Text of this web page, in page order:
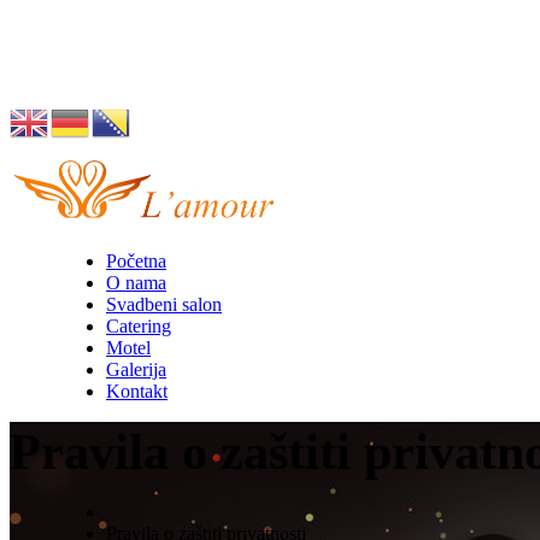
Početna
O nama
Svadbeni salon
Catering
Motel
Galerija
Kontakt
Pravila o zaštiti
Pravila o zaštiti privatnosti